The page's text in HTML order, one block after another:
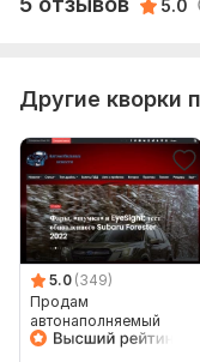
Объем услуги в
архив сайта
5.0
Другие кворки
5.0 (349)
Продам
автонаполняемый
сайт Автоновости,